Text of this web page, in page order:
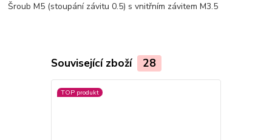
Šroub M5 (stoupání závitu 0.5) s vnitřním závitem M3.5
Související zboží 28
TOP produkt